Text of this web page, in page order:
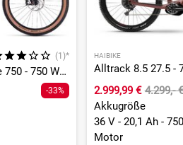
(1)*
Stereo Hybrid 120 Race 750 - 750 Wh - 27,5 Zoll - Fully
-33%
HAIBIKE
2.999,99 € 4.299,-
Akkugröße
36 V - 20,1 Ah -
Motor